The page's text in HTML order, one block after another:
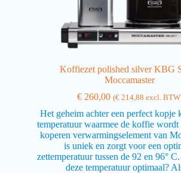
Koffiezet polished silver KBG
Moccamaster
€260,00 (€214,88 excl.
Het geheim achter een perfect kopje
temperatuur waarmee de koffie wordt
koperen verwarmingselement van
is uniek en zorgt voor een
zettemperatuur tussen de 92 en 96°
deze temperatuur optimaal?